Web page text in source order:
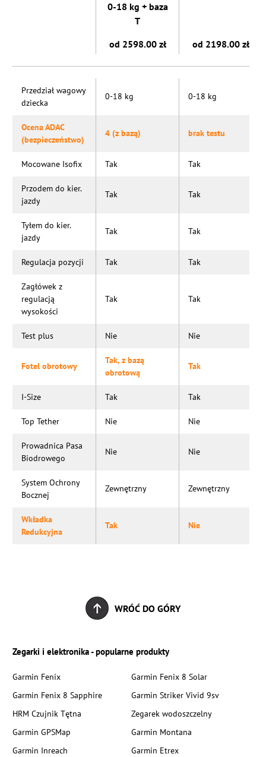
0-18 kg + baza
T
od 2598.00 zł od 2198.00 zł
Przedział wagowy
dziecka
0-18 kg 0-18 kg
Ocena ADAC
(bezpieczeństwo)
4 (z bazą) brak testu
Mocowane Isofix Tak Tak
Przodem do kier.
jazdy
Tak Tak
Tyłem do kier.
jazdy
Tak Tak
Regulacja pozycji Tak Tak
Zagłówek z
regulacją
wysokości
Tak Tak
Test plus Nie Nie
Fotel obrotowy
Tak, z bazą
obrotową
Tak
I-Size Tak Tak
Top Tether Nie Nie
Prowadnica Pasa
Biodrowego
Nie Nie
System Ochrony
Bocznej
Zewnętrzny Zewnętrzny
Wkładka
Redukcyjna
Tak Nie
WRÓĆ DO GÓRY
Zegarki i elektronika - popularne produkty
Garmin Fenix
Garmin Fenix 8 Solar
Garmin Fenix 8 Sapphire
Garmin Striker Vivid 9sv
HRM Czujnik Tętna
Zegarek wodoszczelny
Garmin GPSMap
Garmin Montana
Garmin Inreach
Garmin Etrex